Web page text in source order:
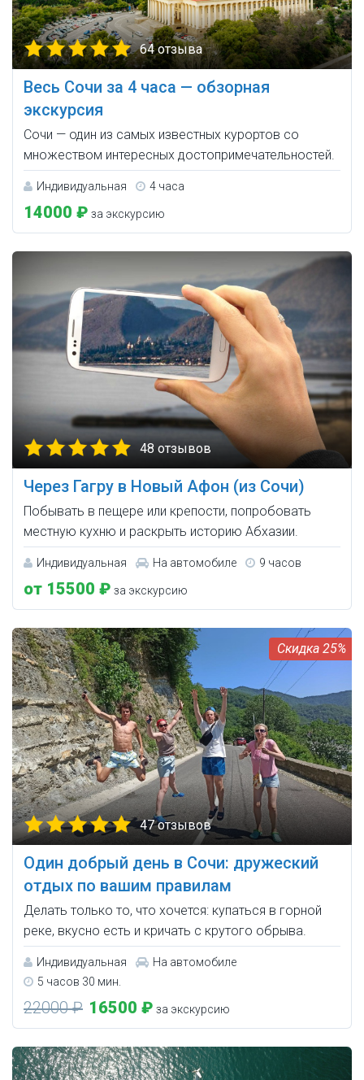
64 отзыва
Весь Сочи за 4 часа — обзорная
экскурсия
Сочи — один из самых известных курортов со
множеством интересных достопримечательностей.
Индивидуальная 4 часа
14000 ₽ за экскурсию
48 отзывов
Через Гагру в Новый Афон (из Сочи)
Побывать в пещере или крепости, попробовать
местную кухню и раскрыть историю Абхазии.
Индивидуальная На автомобиле 9 часов
от 15500 ₽ за экскурсию
25%
47 отзывов
Один добрый день в Сочи: дружеский
отдых по вашим правилам
Делать только то, что хочется: купаться в горной
реке, вкусно есть и кричать с крутого обрыва.
Индивидуальная
На автомобиле
5 часов 30 мин.
22000 ₽ 16500 ₽ за экскурсию